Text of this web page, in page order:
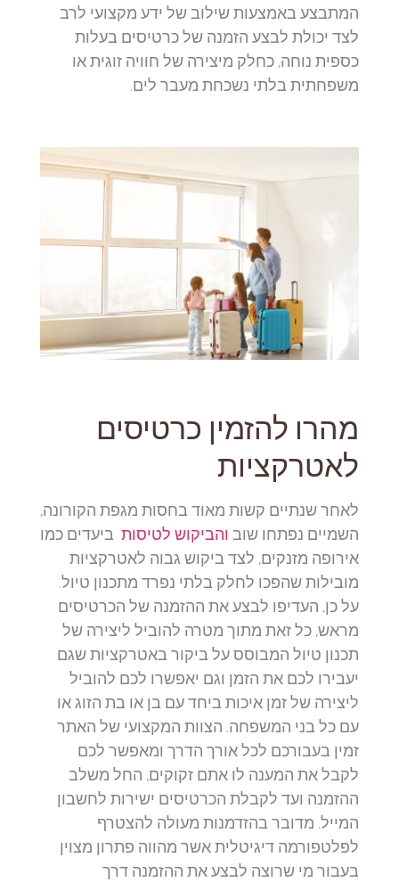
המתבצע באמצעות שילוב של ידע מקצועי לרב
לצד יכולת לבצע הזמנה של כרטיסים בעלות
כספית נוחה, כחלק מיצירה של חוויה זוגית או
משפחתית בלתי נשכחת מעבר לים.
מהרו להזמין כרטיסים
לאטרקציות
לאחר שנתיים קשות מאוד בחסות מגפת הקורונה,
השמיים נפתחו שובוהביקוש לטיסותביעדים כמו
אירופה מזנקים, לצד ביקוש גבוה לאטרקציות
מובילות שהפכו לחלק בלתי נפרד מתכנון טיול.
על כן, העדיפו לבצע את ההזמנה של הכרטיסים
מראש, כל זאת מתוך מטרה להוביל ליצירה של
תכנון טיול המבוסס על ביקור באטרקציות שגם
יעבירו לכם את הזמן וגם יאפשרו לכם להוביל
ליצירה של זמן איכות ביחד עם בן או בת הזוג או
עם כל בני המשפחה. הצוות המקצועי של האתר
זמין בעבורכם לכל אורך הדרך ומאפשר לכם
לקבל את המענה לו אתם זקוקים, החל משלב
ההזמנה ועד לקבלת הכרטיסים ישירות לחשבון
המייל. מדובר בהזדמנות מעולה להצטרף
לפלטפורמה דיגיטלית אשר מהווה פתרון מצוין
בעבור מי שרוצה לבצע את ההזמנה דרך